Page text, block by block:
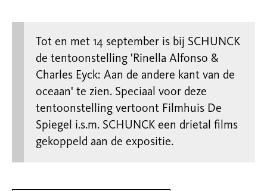
Tot en met 14 september is bij SCHUNCK
de tentoonstelling 'Rinella Alfonso &
Charles Eyck: Aan de andere kant van de
oceaan' te zien. Speciaal voor deze
tentoonstelling vertoont Filmhuis De
Spiegel i.s.m. SCHUNCK een drietal films
gekoppeld aan de expositie.